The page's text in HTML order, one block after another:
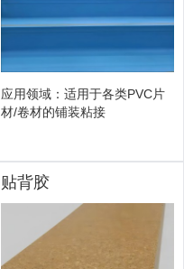
应用领域：适用于各类PVC片
材/卷材的铺装粘接
贴背胶